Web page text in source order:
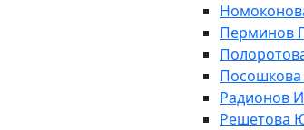
Перминов
Посошкова
Радионов
Решетова